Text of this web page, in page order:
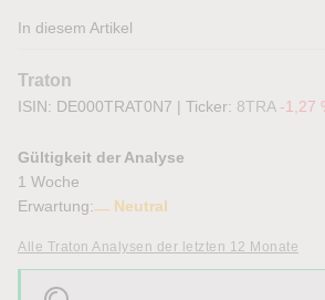
In diesem Artikel
Traton
ISIN: DE000TRAT0N7 | Ticker: 8TRA -1,27
Gültigkeit der Analyse
1 Woche
Erwartung:
Neutral
Alle Traton Analysen der letzten 12 Monate